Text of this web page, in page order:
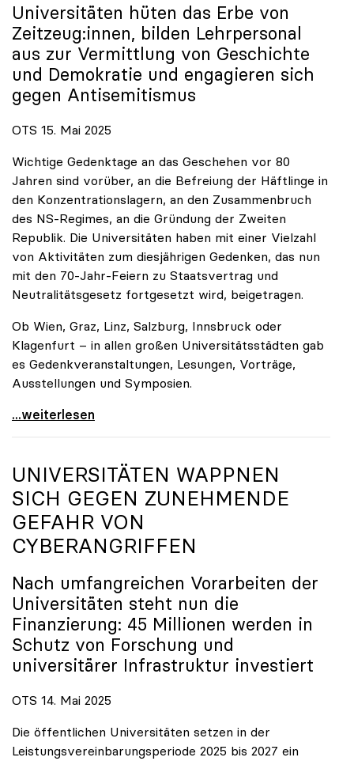
Universitäten hüten das Erbe von
Zeitzeug:innen, bilden Lehrpersonal
aus zur Vermittlung von Geschichte
und Demokratie und engagieren sich
gegen Antisemitismus
OTS 15. Mai 2025
Wichtige Gedenktage an das Geschehen vor 80
Jahren sind vorüber, an die Befreiung der Häftlinge in
den Konzentrationslagern, an den Zusammenbruch
des NS-Regimes, an die Gründung der Zweiten
Republik. Die Universitäten haben mit einer Vielzahl
von Aktivitäten zum diesjährigen Gedenken, das nun
mit den 70-Jahr-Feiern zu Staatsvertrag und
Neutralitätsgesetz fortgesetzt wird, beigetragen.
Ob Wien, Graz, Linz, Salzburg, Innsbruck oder
Klagenfurt – in allen großen Universitätsstädten gab
es Gedenkveranstaltungen, Lesungen, Vorträge,
Ausstellungen und Symposien.
uniko-Präsidentin Brigitte Hütter zu Gedenkjahr:
...weiterlesen
UNIVERSITÄTEN WAPPNEN
SICH GEGEN ZUNEHMENDE
GEFAHR VON
CYBERANGRIFFEN
Nach umfangreichen Vorarbeiten der
Universitäten steht nun die
Finanzierung: 45 Millionen werden in
Schutz von Forschung und
universitärer Infrastruktur investiert
OTS 14. Mai 2025
Die öffentlichen Universitäten setzen in der
Leistungsvereinbarungsperiode 2025 bis 2027 ein